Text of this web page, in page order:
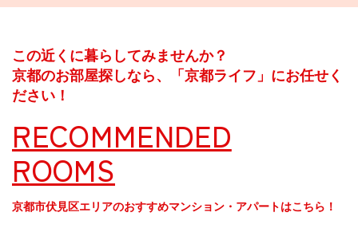
この近くに暮らしてみませんか？
京都のお部屋探しなら、「京都ライフ」にお任せく
ださい！
RECOMMENDED
ROOMS
京都市伏見区エリアのおすすめマンション・アパートはこちら！